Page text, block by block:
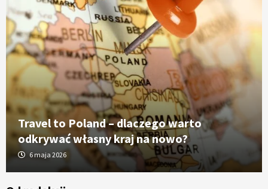
Travel to Poland – dlaczego warto
odkrywać własny kraj na nowo?
6 maja 2026